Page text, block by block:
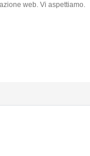
web. Vi aspettiamo.